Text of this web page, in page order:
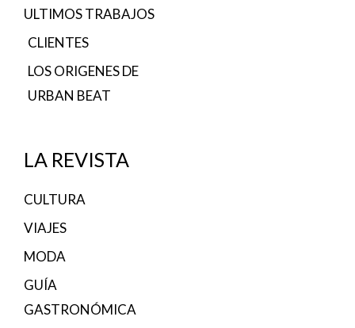
ULTIMOS TRABAJOS
CLIENTES
LOS ORIGENES DE
URBAN BEAT
LA REVISTA
CULTURA
VIAJES
MODA
GUÍA
GASTRONÓMICA